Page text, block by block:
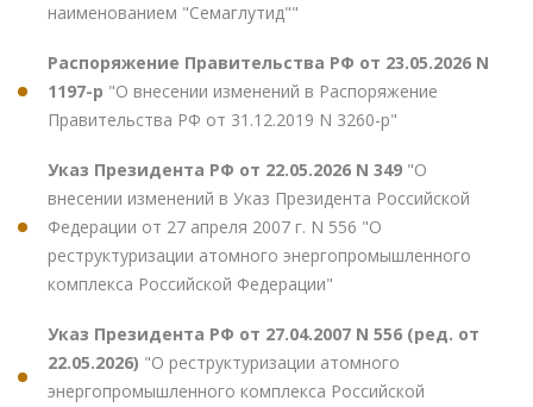
наименованием "Семаглутид""
Распоряжение Правительства РФ от 23.05.2026 N
1197-р "О внесении изменений в Распоряжение
Правительства РФ от 31.12.2019 N 3260-р"
Указ Президента РФ от 22.05.2026 N 349 "О
внесении изменений в Указ Президента Российской
Федерации от 27 апреля 2007 г. N 556 "О
реструктуризации атомного энергопромышленного
комплекса Российской Федерации"
Указ Президента РФ от 27.04.2007 N 556 (ред. от
22.05.2026) "О реструктуризации атомного
энергопромышленного комплекса Российской